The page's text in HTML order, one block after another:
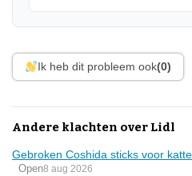
Ik heb dit probleem ook(0)
Andere klachten over Lidl
Gebroken Coshida sticks voor
Open8 aug 2026